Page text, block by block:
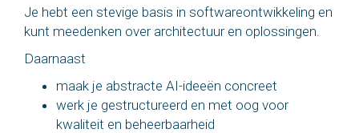
Je hebt een stevige basis in softwareontwikkeling en
kunt meedenken over architectuur en oplossingen.
Daarnaast
maak je abstracte AI-ideeën concreet
werk je gestructureerd en met oog voor
kwaliteit en beheerbaarheid